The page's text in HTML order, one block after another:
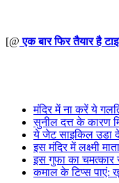
[@ एक बार फिर तैयार है
मंदिर में ना करें ये
सुनील दत्त के कारण
ये जेट साइकिल उडा
इस मंदिर में लक्ष्मी
इस गुफा का
कमाल के टिप्स पाएं: